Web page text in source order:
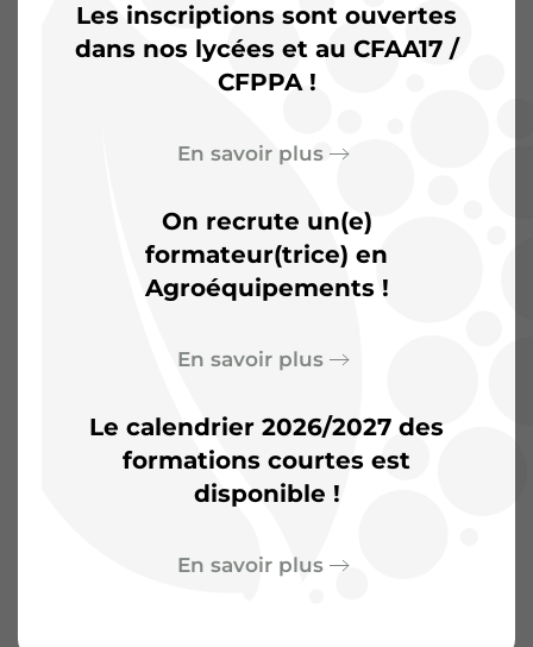
Saintonge :Plus qu’une
salle de classe, un terrain
d’aventures
Les inscriptions sont ouvertes
dans nos lycées et au CFAA17 /
CFPPA !
En savoir plus
On recrute un(e)
formateur(trice) en
Agroéquipements !
En savoir plus
Le calendrier 2026/2027 des
formations courtes est
disponible !
En savoir plus